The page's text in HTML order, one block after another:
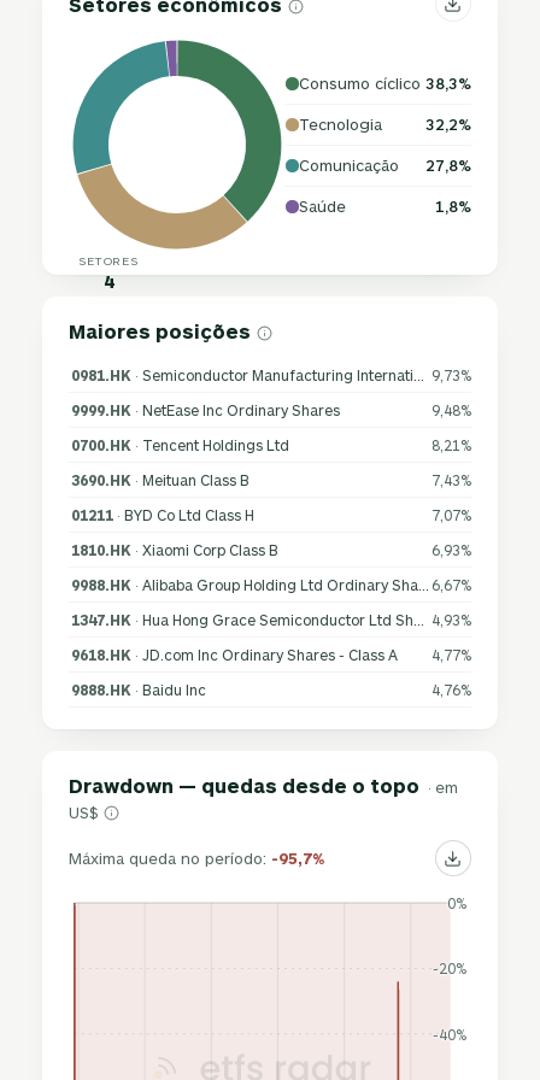
SETORES
4
Consumo cíclico 38,3%
Tecnologia 32,2%
Comunicação 27,8%
Saúde 1,8%
Maiores posições
0981.HK · Semiconductor Manufacturing International Corp 9,73%
9999.HK · NetEase Inc Ordinary Shares 9,48%
0700.HK · Tencent Holdings Ltd 8,21%
3690.HK · Meituan Class B 7,43%
01211 · BYD Co Ltd Class H 7,07%
1810.HK · Xiaomi Corp Class B 6,93%
9988.HK · Alibaba Group Holding Ltd Ordinary Shares 6,67%
1347.HK · Hua Hong Grace Semiconductor Ltd Shs Unitary 144A/Reg S 4,93%
9618.HK · JD.com Inc Ordinary Shares - Class A 4,77%
9888.HK · Baidu Inc 4,76%
Drawdown — quedas desde o topo · em
US$
Máxima queda no período: -95,7%
-40%
-20%
0%